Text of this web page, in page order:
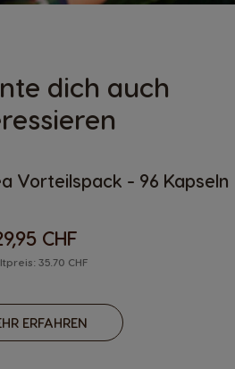
dich auch
Vorteilspack - 96 Kapseln
CHF
35.70 CHF
ERFAHREN